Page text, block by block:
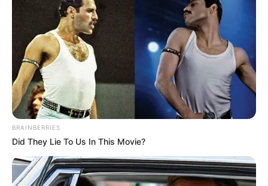
Why this ordinary drink is the secret to feeling
your best every day
CTA FAVORITE
BRAINBERRIES
Did They Lie To Us In This Movie?